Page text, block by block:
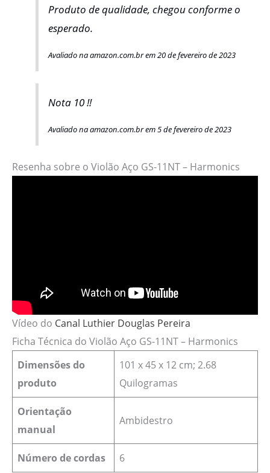
Produto de qualidade, chegou conforme o
esperado.
Avaliado na amazon.com.br em 20 de fevereiro de 2023
Nota 10 !!
Avaliado na amazon.com.br em 5 de fevereiro de 2023
Resenha sobre o Violão Aço GS-11NT – Harmonics
Vídeo do Canal Luthier Douglas Pereira
Ficha Técnica do Violão Aço GS-11NT – Harmonics
Dimensões do
produto
‎101 x 45 x 12 cm; 2.68
Quilogramas
Orientação
manual
Ambidestro
Número de cordas 6